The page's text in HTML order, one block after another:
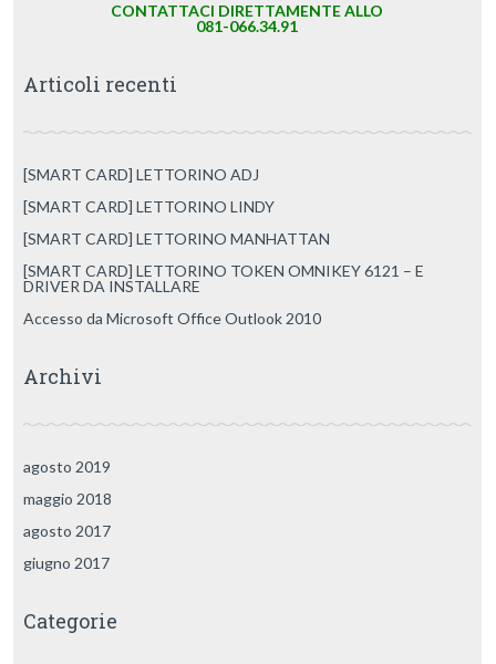
CONTATTACI DIRETTAMENTE ALLO
081-066.34.91
Articoli recenti
[SMART CARD] LETTORINO ADJ
[SMART CARD] LETTORINO LINDY
[SMART CARD] LETTORINO MANHATTAN
[SMART CARD] LETTORINO TOKEN OMNIKEY 6121 – E
DRIVER DA INSTALLARE
Accesso da Microsoft Office Outlook 2010
Archivi
agosto 2019
maggio 2018
agosto 2017
giugno 2017
Categorie